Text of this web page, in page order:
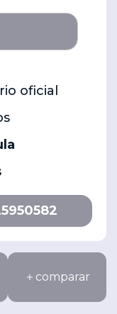
oficial
comparar